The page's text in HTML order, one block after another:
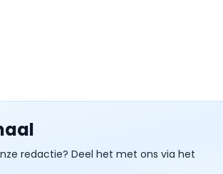
redactie? Deel het met ons via het